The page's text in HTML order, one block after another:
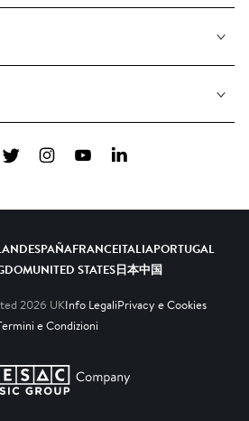
artificiale
TwitterInstagramYouTubeLinkedIn
ESPAÑAFRANCEITALIAPORTUGAL
UNITED STATES日本中国
2026 UKInfo LegaliPrivacy e Cookies
e Condizioni
A SESAC Company